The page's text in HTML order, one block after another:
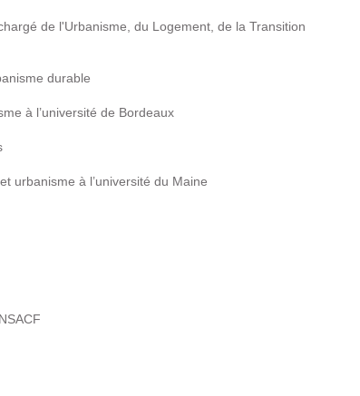
de l'Urbanisme, du Logement, de la Transition
durable
à l’université de Bordeaux
urbanisme à l’université du Maine